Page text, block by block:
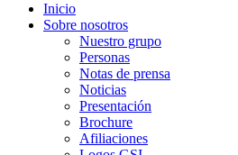
Inicio
Sobre nosotros
Nuestro grupo
Personas
Notas de prensa
Noticias
Presentación
Brochure
Afiliaciones